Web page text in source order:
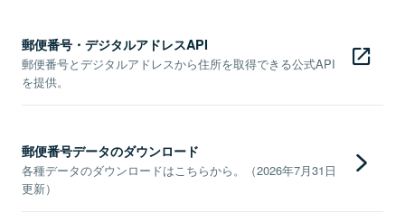
郵便番号・デジタルアドレスAPI
郵便番号とデジタルアドレスから住所を取得できる公式API
を提供。
郵便番号データのダウンロード
各種データのダウンロードはこちらから。（2026年7月31日
更新）